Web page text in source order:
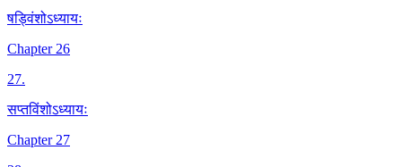
षड्विंशोऽध्यायः
Chapter 26
27.
सप्तविंशोऽध्यायः
Chapter 27